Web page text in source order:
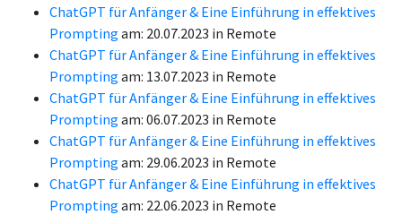
ChatGPT für Anfänger & Eine Einführung in effektives
Prompting am: 20.07.2023 in Remote
ChatGPT für Anfänger & Eine Einführung in effektives
Prompting am: 13.07.2023 in Remote
ChatGPT für Anfänger & Eine Einführung in effektives
Prompting am: 06.07.2023 in Remote
ChatGPT für Anfänger & Eine Einführung in effektives
Prompting am: 29.06.2023 in Remote
ChatGPT für Anfänger & Eine Einführung in effektives
Prompting am: 22.06.2023 in Remote